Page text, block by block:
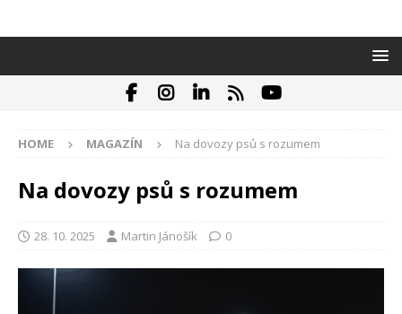
HOME MAGAZÍN Na dovozy psů s rozumem
Na dovozy psů s rozumem
28. 10. 2025 Martin Jánošík 0